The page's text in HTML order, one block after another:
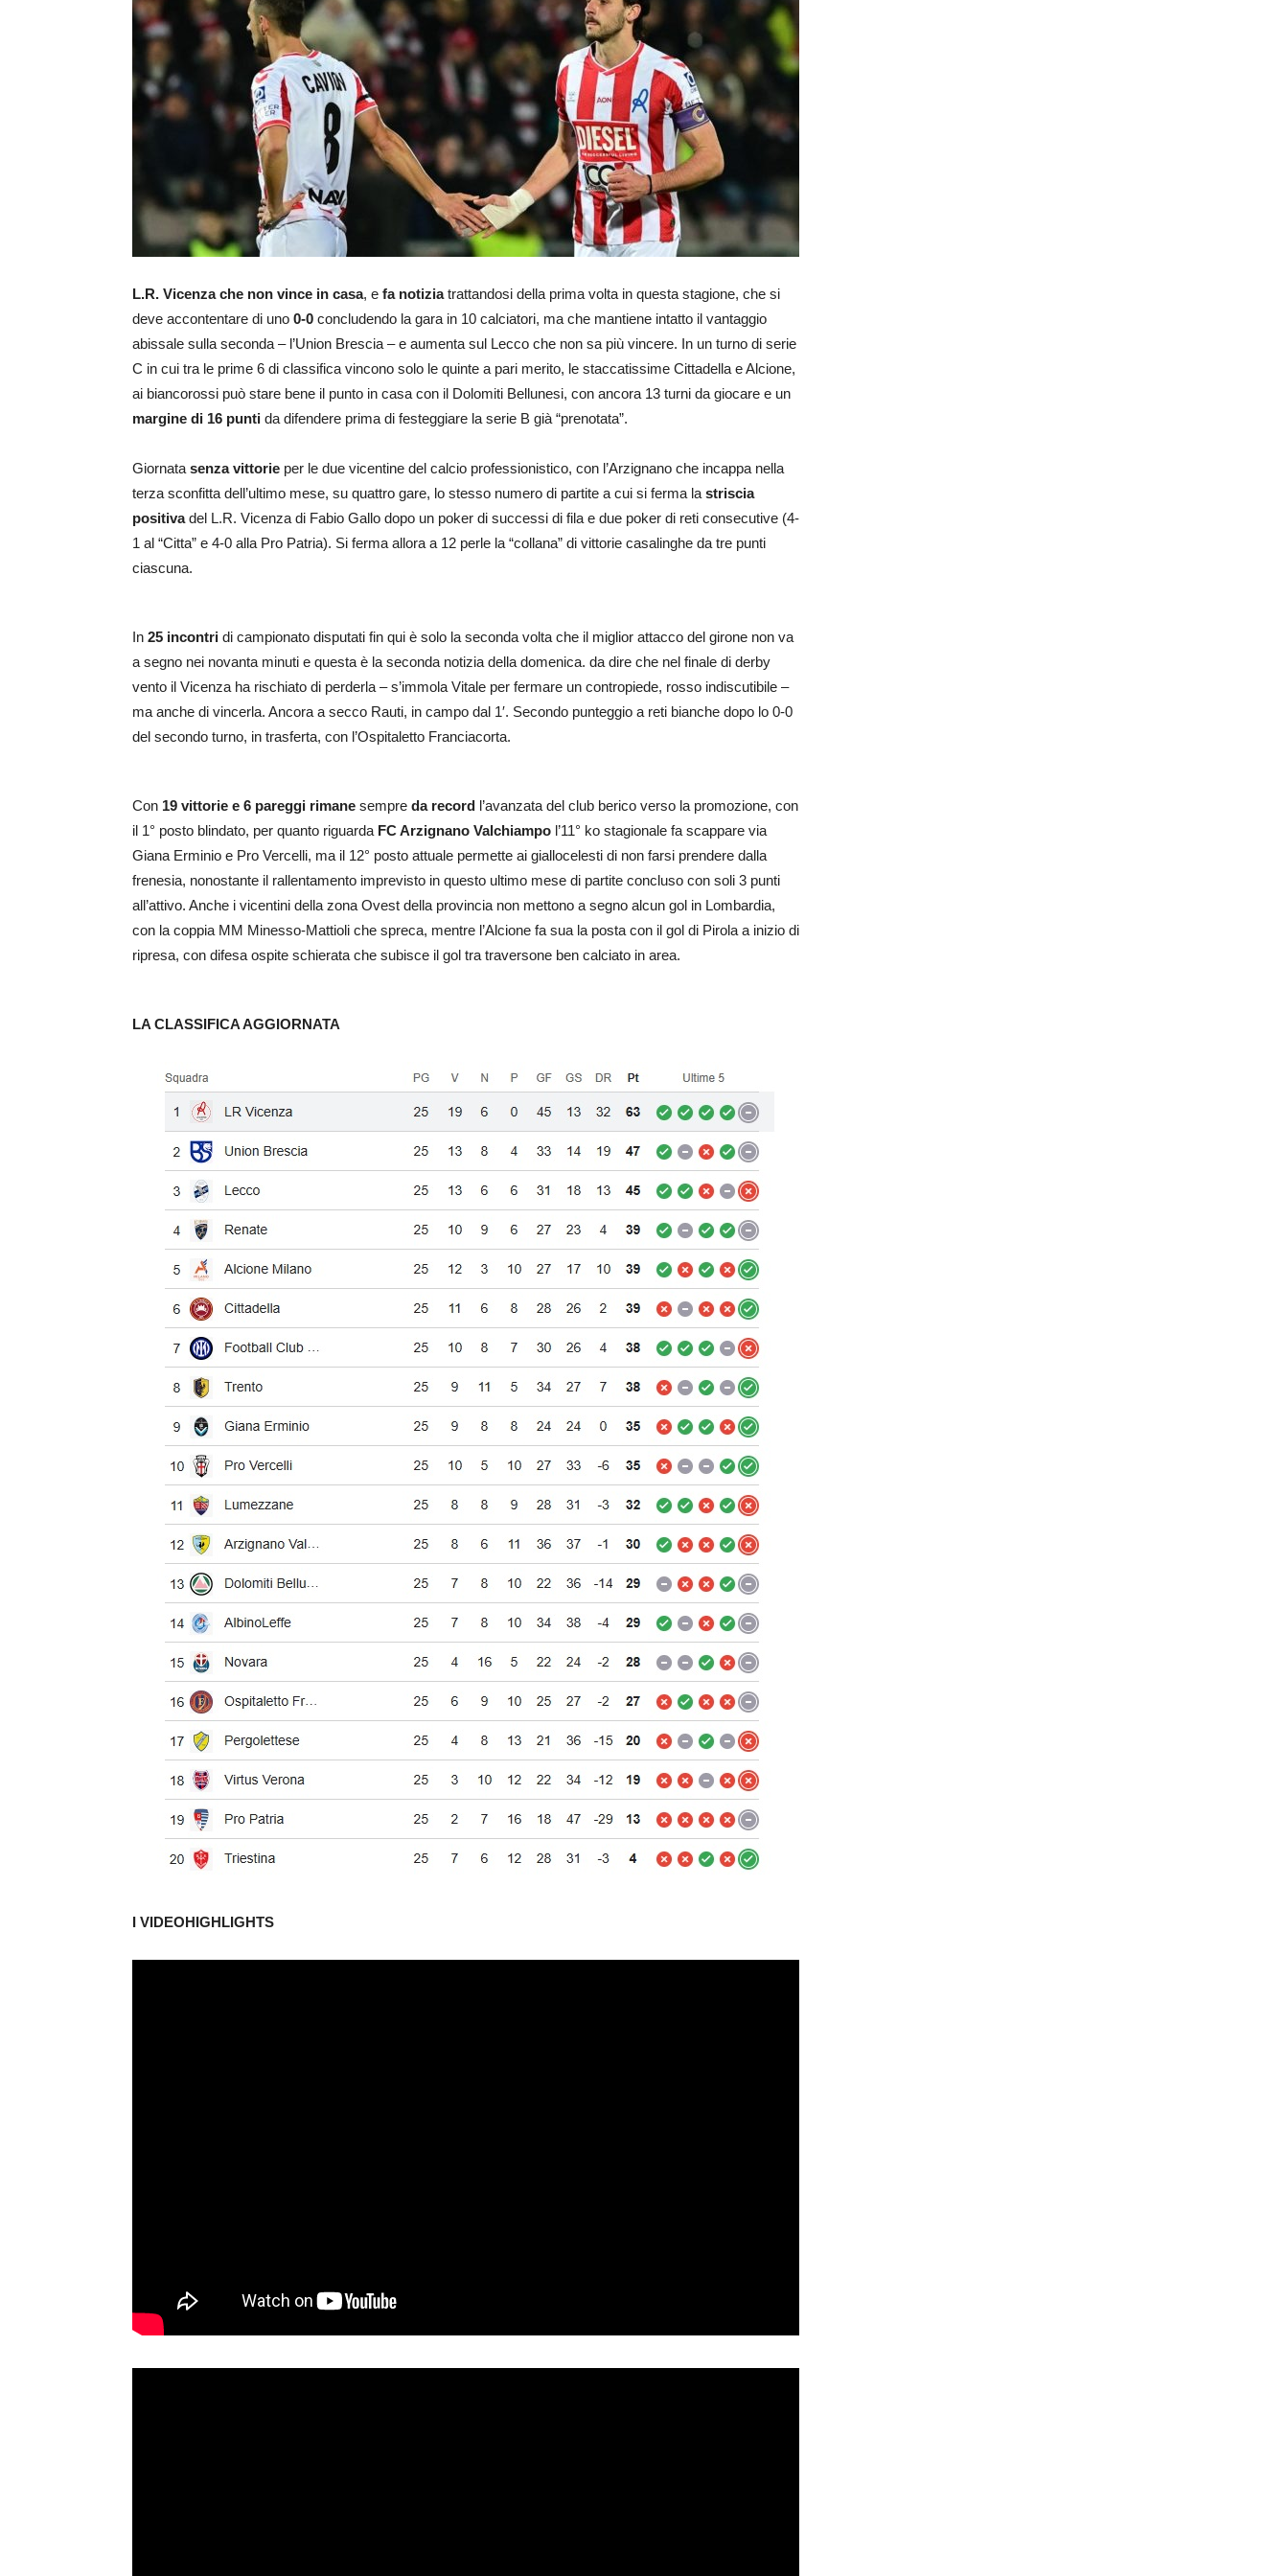
L.R. Vicenza che non vince in casa, e fa notiziatrattandosi della prima volta in questa stagione, che si
deve accontentare di uno 0-0 concludendo la gara in 10 calciatori, ma che mantiene intatto il vantaggio
abissale sulla seconda – l’Union Brescia – e aumenta sul Lecco che non sa più vincere. In un turno di serie
C in cui tra le prime 6 di classifica vincono solo le quinte a pari merito, le staccatissime Cittadella e Alcione,
ai biancorossi può stare bene il punto in casa con il Dolomiti Bellunesi, con ancora 13 turni da giocare e un
margine di 16 punti da difendere prima di festeggiare la serie B già “prenotata”.
Giornata senza vittorie per le due vicentine del calcio professionistico, con l’Arzignano che incappa nella
terza sconfitta dell’ultimo mese, su quattro gare, lo stesso numero di partite a cui si ferma la striscia
positivadel L.R. Vicenza di Fabio Gallo dopo un poker di successi di fila e due poker di reti consecutive (4-
1 al “Citta” e 4-0 alla Pro Patria). Si ferma allora a 12 perle la “collana” di vittorie casalinghe da tre punti
ciascuna.
In 25 incontri di campionato disputati fin qui è solo la seconda volta che il miglior attacco del girone non va
a segno nei novanta minuti e questa è la seconda notizia della domenica. da dire che nel finale di derby
vento il Vicenza ha rischiato di perderla – s’immola Vitale per fermare un contropiede, rosso indiscutibile –
ma anche di vincerla. Ancora a secco Rauti, in campo dal 1′. Secondo punteggio a reti bianche dopo lo 0-0
del secondo turno, in trasferta, con l’Ospitaletto Franciacorta.
Con 19 vittorie e 6 pareggi rimane sempre da record l’avanzata del club berico verso la promozione, con
il 1° posto blindato, per quanto riguarda FC Arzignano Valchiampo l’11° ko stagionale fa scappare via
Giana Erminio e Pro Vercelli, ma il 12° posto attuale permette ai giallocelesti di non farsi prendere dalla
frenesia, nonostante il rallentamento imprevisto in questo ultimo mese di partite concluso con soli 3 punti
all’attivo. Anche i vicentini della zona Ovest della provincia non mettono a segno alcun gol in Lombardia,
con la coppia MM Minesso-Mattioli che spreca, mentre l’Alcione fa sua la posta con il gol di Pirola a inizio di
ripresa, con difesa ospite schierata che subisce il gol tra traversone ben calciato in area.
LA CLASSIFICA AGGIORNATA
I VIDEOHIGHLIGHTS